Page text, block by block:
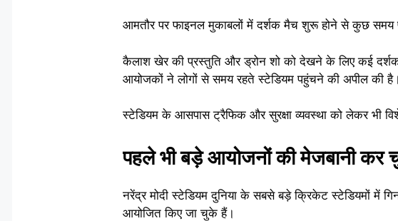
आमतौर पर फाइनल मुकाबलों में दर्शक मैच शुरू होने से कुछ समय
कैलाश खेर की प्रस्तुति और ड्रोन शो को देखने के लिए कई
आयोजकों ने लोगों से समय रहते स्टेडियम पहुंचने की अपील की है।
स्टेडियम के आसपास ट्रैफिक और सुरक्षा व्यवस्था को लेकर भी
पहले भी बड़े आयोजनों की मेजबानी कर
नरेंद्र मोदी स्टेडियम दुनिया के सबसे बड़े क्रिकेट स्टेडियमों में
आयोजित किए जा चुके हैं।